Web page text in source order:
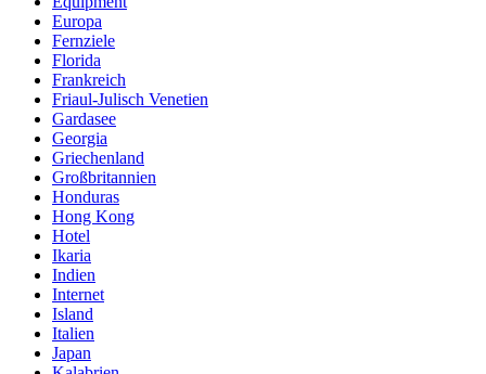
Europa
Fernziele
Florida
Frankreich
Friaul-Julisch Venetien
Gardasee
Georgia
Griechenland
Großbritannien
Honduras
Hong Kong
Hotel
Ikaria
Indien
Internet
Island
Italien
Japan